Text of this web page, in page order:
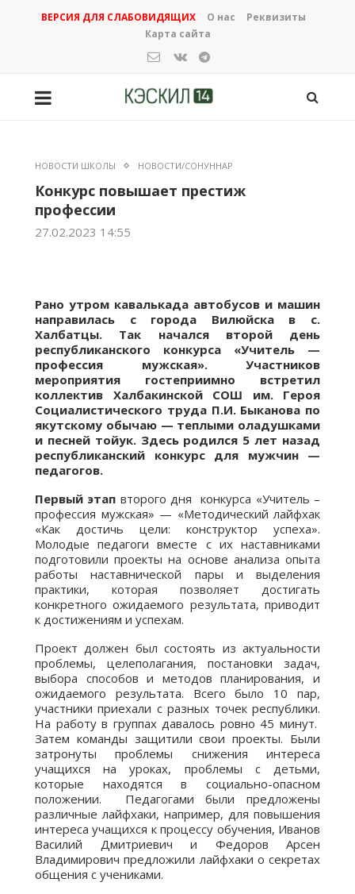
ВЕРСИЯ ДЛЯ СЛАБОВИДЯЩИХ О нас
Реквизиты
Карта сайта
НОВОСТИ ШКОЛЫ НОВОСТИ/СОНУННАР
Конкурс повышает престиж
профессии
27.02.2023 14:55
Рано утром кавалькада автобусов и машин
направилась с города Вилюйска в с.
Халбатцы. Так начался второй день
республиканского конкурса «Учитель —
профессия мужская». Участников
мероприятия гостеприимно встретил
коллектив Халбакинской СОШ им. Героя
Социалистического труда П.И. Быканова по
якутскому обычаю — теплыми оладушками
и песней тойук. Здесь родился 5 лет назад
республиканский конкурс для мужчин —
педагогов.
Первый этап второго дня конкурса «Учитель –
профессия мужская» — «Методический лайфхак
«Как достичь цели: конструктор успеха».
Молодые педагоги вместе с их наставниками
подготовили проекты на основе анализа опыта
работы наставнической пары и выделения
практики, которая позволяет достигать
конкретного ожидаемого результата, приводит
к достижениям и успехам.
Проект должен был состоять из актуальности
проблемы, целеполагания, постановки задач,
выбора способов и методов планирования, и
ожидаемого результата. Всего было 10 пар,
участники приехали с разных точек республики.
На работу в группах давалось ровно 45 минут.
Затем команды защитили свои проекты. Были
затронуты проблемы снижения интереса
учащихся на уроках, проблемы с детьми,
которые находятся в социально-опасном
положении. Педагогами были предложены
различные лайфхаки, например, для повышения
интереса учащихся к процессу обучения, Иванов
Василий Дмитриевич и Федоров Арсен
Владимирович предложили лайфхаки о секретах
общения с учениками.